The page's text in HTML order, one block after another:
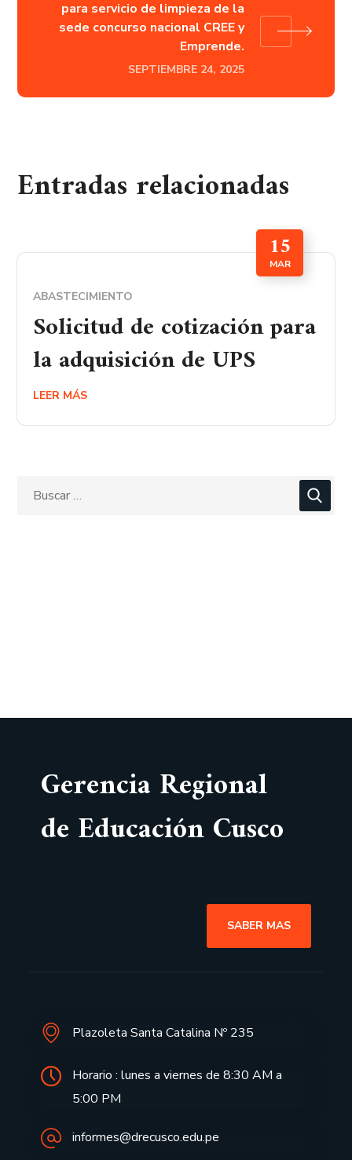
para servicio de limpieza de la
sede concurso nacional CREE y
Emprende.
SEPTIEMBRE 24, 2025
Entradas relacionadas
15
MAR
ABASTECIMIENTO
Solicitud de cotización para
la adquisición de UPS
LEER MÁS
Gerencia Regional
de Educación Cusco
SABER MAS
Plazoleta Santa Catalina Nº 235
Horario : lunes a viernes de 8:30 AM a
5:00 PM
informes@drecusco.edu.pe